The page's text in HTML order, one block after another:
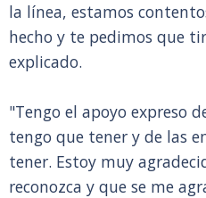
la línea, estamos
hecho y te pedimos que
explicado.
"Tengo el apoyo expreso
tengo que tener y de las
tener. Estoy muy
reconozca y que se me